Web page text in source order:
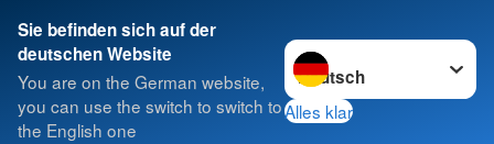
Sie befinden sich auf der
deutschen Website
You are on the German website,
you can use the switch to switch to
the English one
Sprache wechseln zu
Alles klar